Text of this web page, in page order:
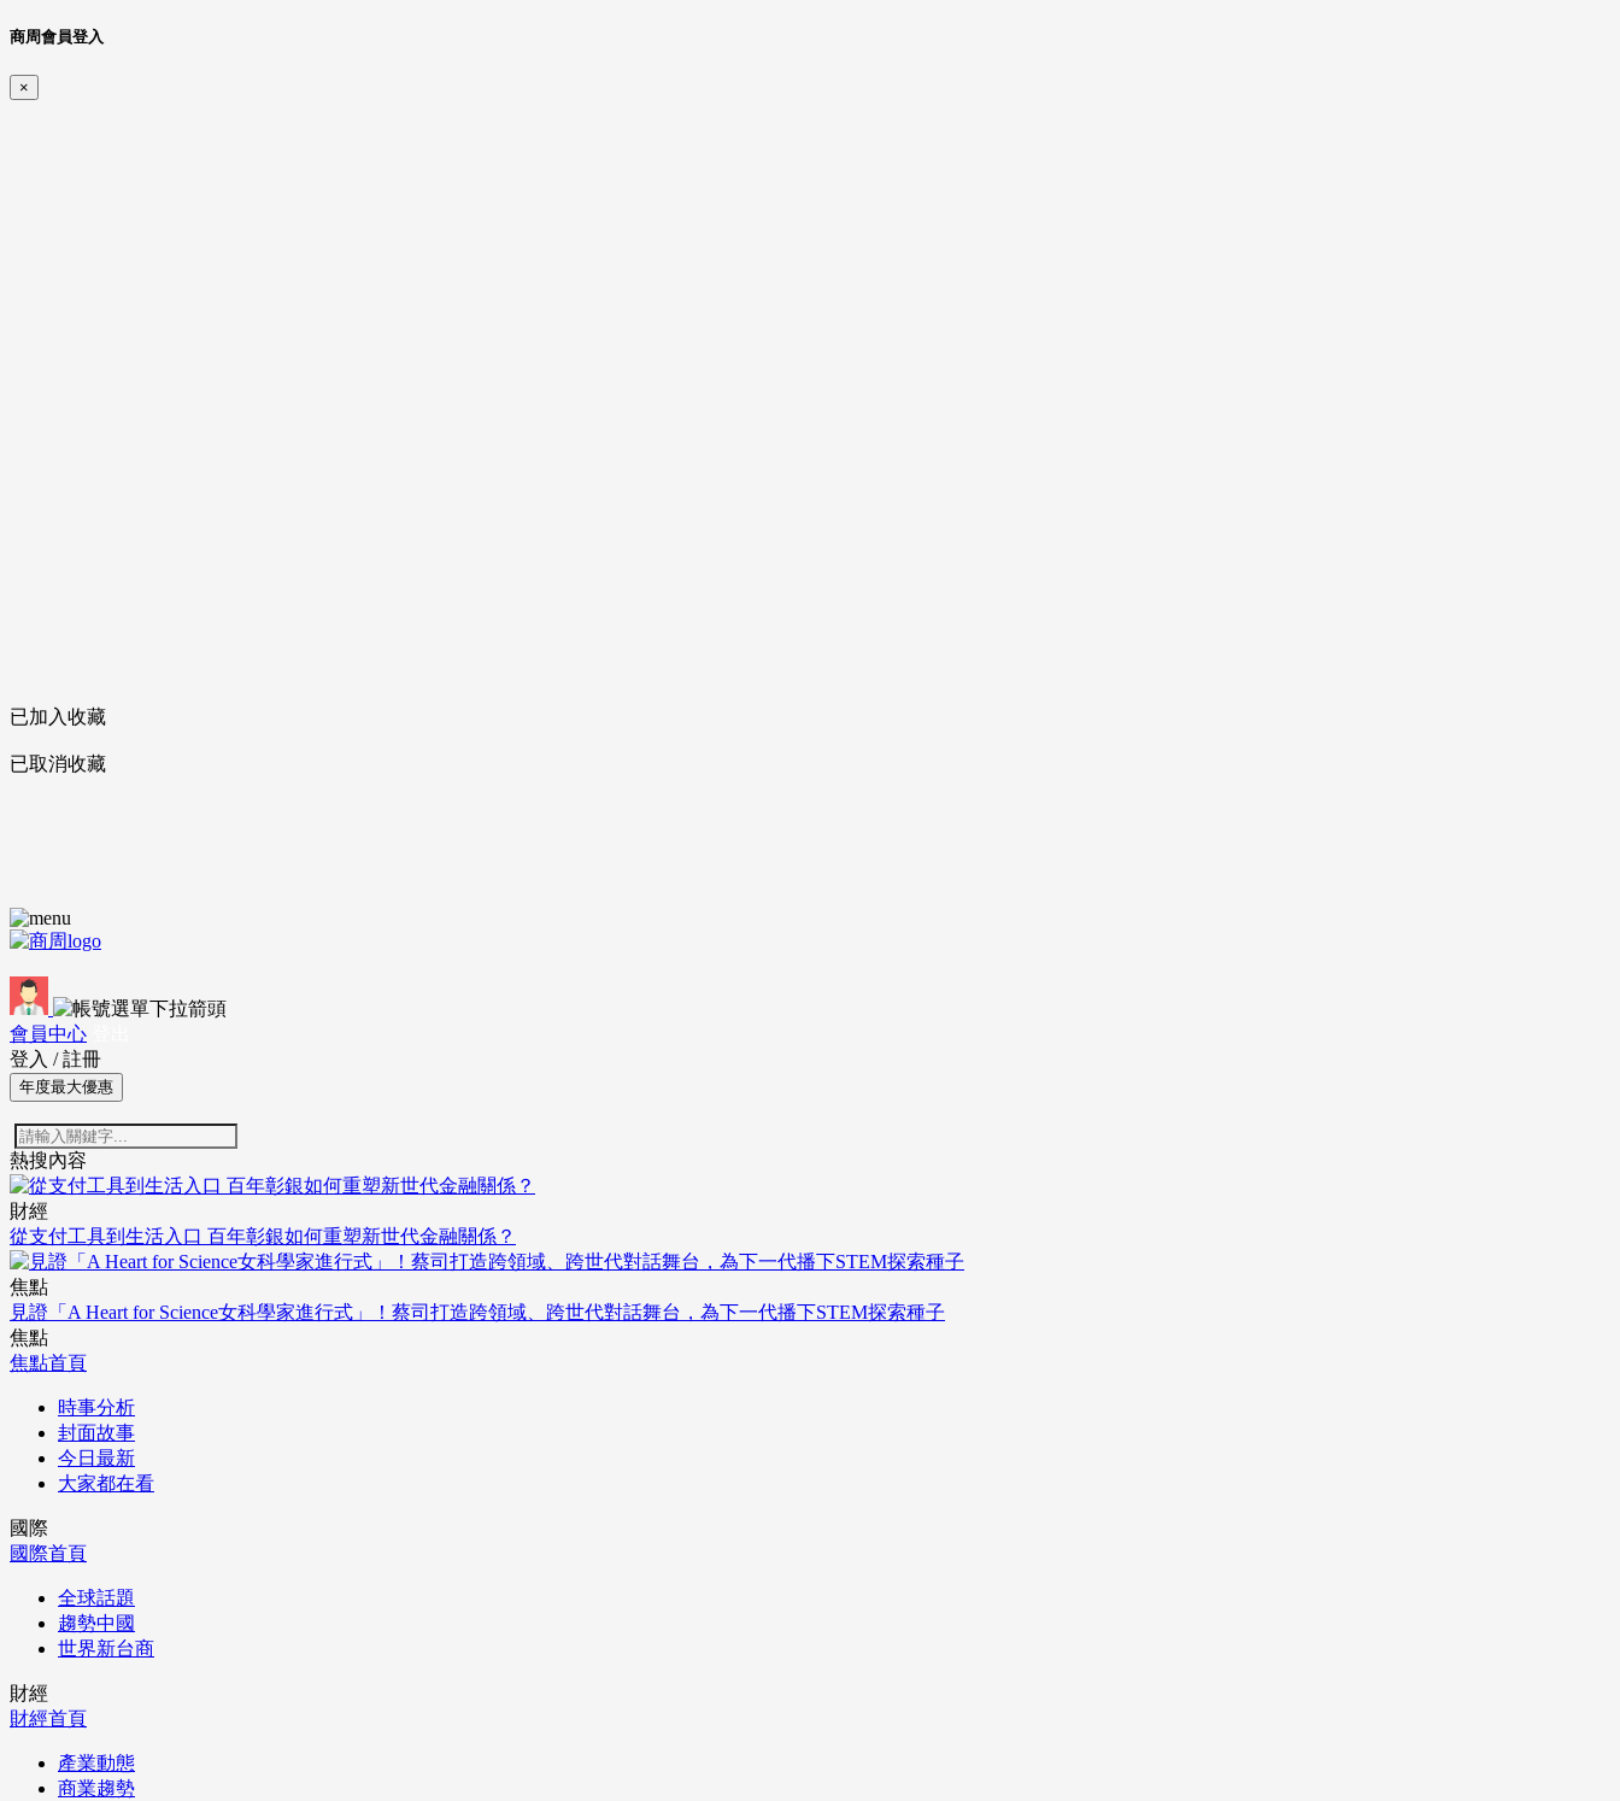
商周會員登入
×
已加入收藏
已取消收藏
會員中心
登入 / 註冊
年度最大優惠
熱搜內容
財經
從支付工具到生活入口 百年彰銀如何重塑新世代金融關係？
焦點
見證「A Heart for Science女科學家進行式」！蔡司打造跨領域、跨世代對話舞台，為下一代播下STEM探索種子
焦點
焦點首頁
時事分析
封面故事
今日最新
大家都在看
國際
國際首頁
全球話題
趨勢中國
世界新台商
財經
財經首頁
產業動態
商業趨勢